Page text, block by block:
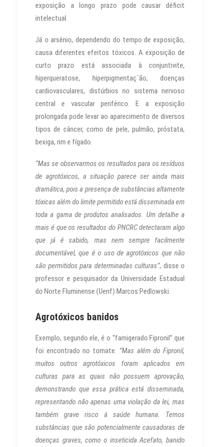
exposição a longo prazo pode causar déficit
intelectual.
Já o arsênio, dependendo do tempo de exposição,
causa diferentes efeitos tóxicos. A exposição de
curto prazo está associada à conjuntivite,
hiperqueratose, hiperpigmentaç´ão, doenças
cardiovasculares, distúrbios no sistema nervoso
central e vascular periférico. E a exposição
prolongada pode levar ao aparecimento de diversos
tipos de câncer, como de pele, pulmão, próstata,
bexiga, rim e fígado.
“Mas se observarmos os resultados para os resíduos
de agrotóxicos, a situação parece ser ainda mais
dramática, pois a presença de substâncias altamente
tóxicas além do limite permitido está disseminada em
toda a gama de produtos analisados. Um detalhe a
mais é que os resultados do PNCRC detectaram algo
que já é sabido, mas nem sempre facilmente
documentável, que é o uso de agrotóxicos que não
são permitidos para determinadas culturas”, disse o
professor e pesquisador da Universidade Estadual
do Norte Fluminense (Uenf) Marcos Pedlowski.
Agrotóxicos banidos
Exemplo, segundo ele, é o “famigerado Fipronil” que
foi encontrado no tomate. “Mas além do Fipronil,
muitos outros agrotóxicos foram aplicados em
culturas para as quais não possuem aprovação,
demonstrando que essa prática está disseminada,
representando não apenas uma violação da lei, mas
também grave risco à saúde humana. Temos
substâncias que são potencialmente causadoras de
doenças graves, como o inseticida Acefato, banido